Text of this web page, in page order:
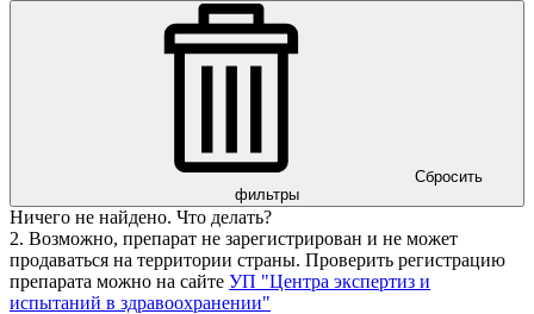
Сбросить
фильтры
Ничего не найдено. Что делать?
2. Возможно, препарат не зарегистрирован и не может
продаваться на территории страны. Проверить регистрацию
препарата можно на сайте УП "Центра экспертиз и
испытаний в здравоохранении"